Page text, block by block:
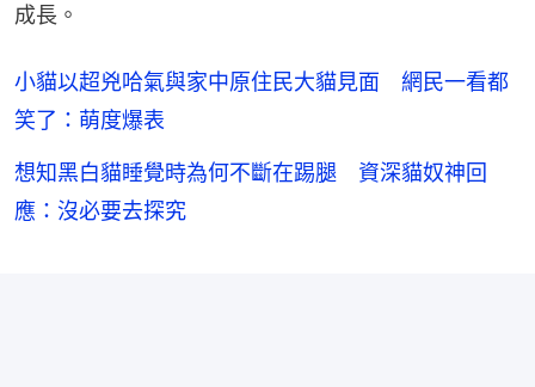
成長。
小貓以超兇哈氣與家中原住民大貓見面 網民一看都
笑了：萌度爆表
想知黑白貓睡覺時為何不斷在踢腿 資深貓奴神回
應：沒必要去探究